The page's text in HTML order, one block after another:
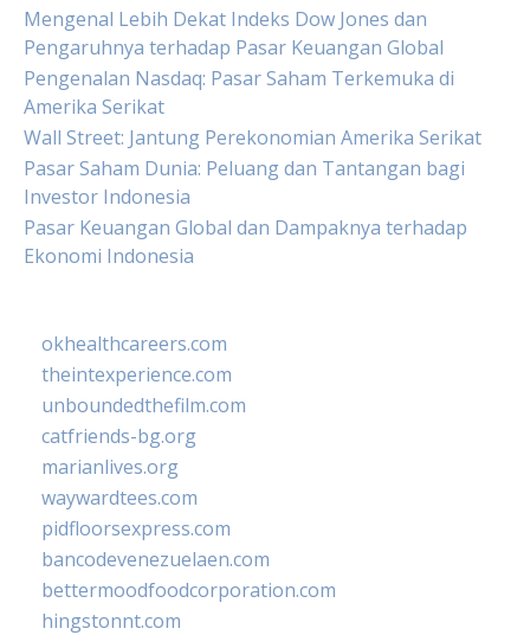
Mengenal Lebih Dekat Indeks Dow Jones dan
Pengaruhnya terhadap Pasar Keuangan Global
Pengenalan Nasdaq: Pasar Saham Terkemuka di
Amerika Serikat
Wall Street: Jantung Perekonomian Amerika Serikat
Pasar Saham Dunia: Peluang dan Tantangan bagi
Investor Indonesia
Pasar Keuangan Global dan Dampaknya terhadap
Ekonomi Indonesia
okhealthcareers.com
theintexperience.com
unboundedthefilm.com
catfriends-bg.org
marianlives.org
waywardtees.com
pidfloorsexpress.com
bancodevenezuelaen.com
bettermoodfoodcorporation.com
hingstonnt.com